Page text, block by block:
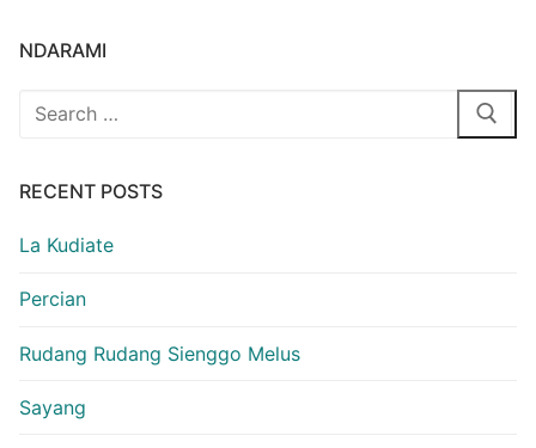
NDARAMI
Search
RECENT POSTS
La Kudiate
Percian
Rudang Rudang Sienggo Melus
Sayang